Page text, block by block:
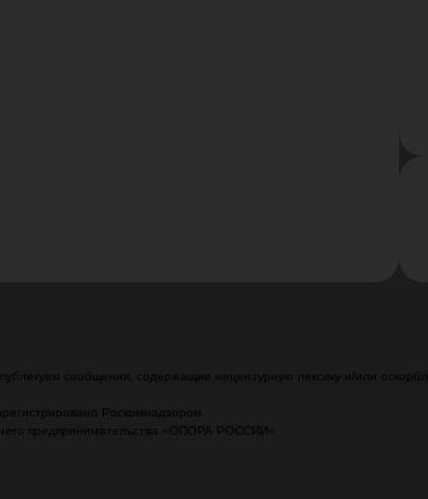
сообщения, содержащие нецензурную лексику и/или
Роскомнадзором.
предпринимательства «ОПОРА РОССИИ»